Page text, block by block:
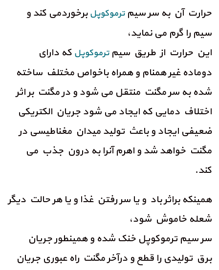
حرارت آن به سر سیمترموکوپلبرخوردمی کند و
سیم را گرم می نماید،
این حرارت از طریق سیمترموکوپل که دارای
دوماده غیر همنام و همراه باخواص مختلف ساخته
شده به سر مگنت منتقل می شود و در مگنت بر اثر
اختلاف دمایی که ایجاد می شود جریان الکتریکی
ضعیفی ایجاد و باعث تولید میدان مغناطیسی در
مگنت خواهد شد و اهرم آنرا به درون جذب می
کند.
همینکه براثر باد و یا سر رفتن غذا و یا هر حالت دیگر
شعله خاموش شود،
سر سیم ترموکوپل خنک شده و همینطور جریان
برق تولیدی را قطع و درآخر مگنت راه عبوری جریان